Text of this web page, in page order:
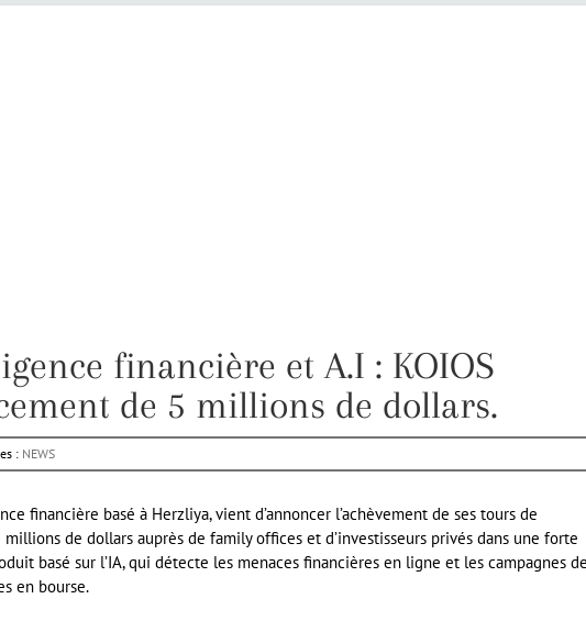
financière et A.I : KOIOS
de 5 millions de dollars.
: NEWS
financière basé à Herzliya, vient d’annoncer l’achèvement de ses tours de
de dollars auprès de family offices et d’investisseurs privés dans une forte
basé sur l’IA, qui détecte les menaces financières en ligne et les campagnes
en bourse.